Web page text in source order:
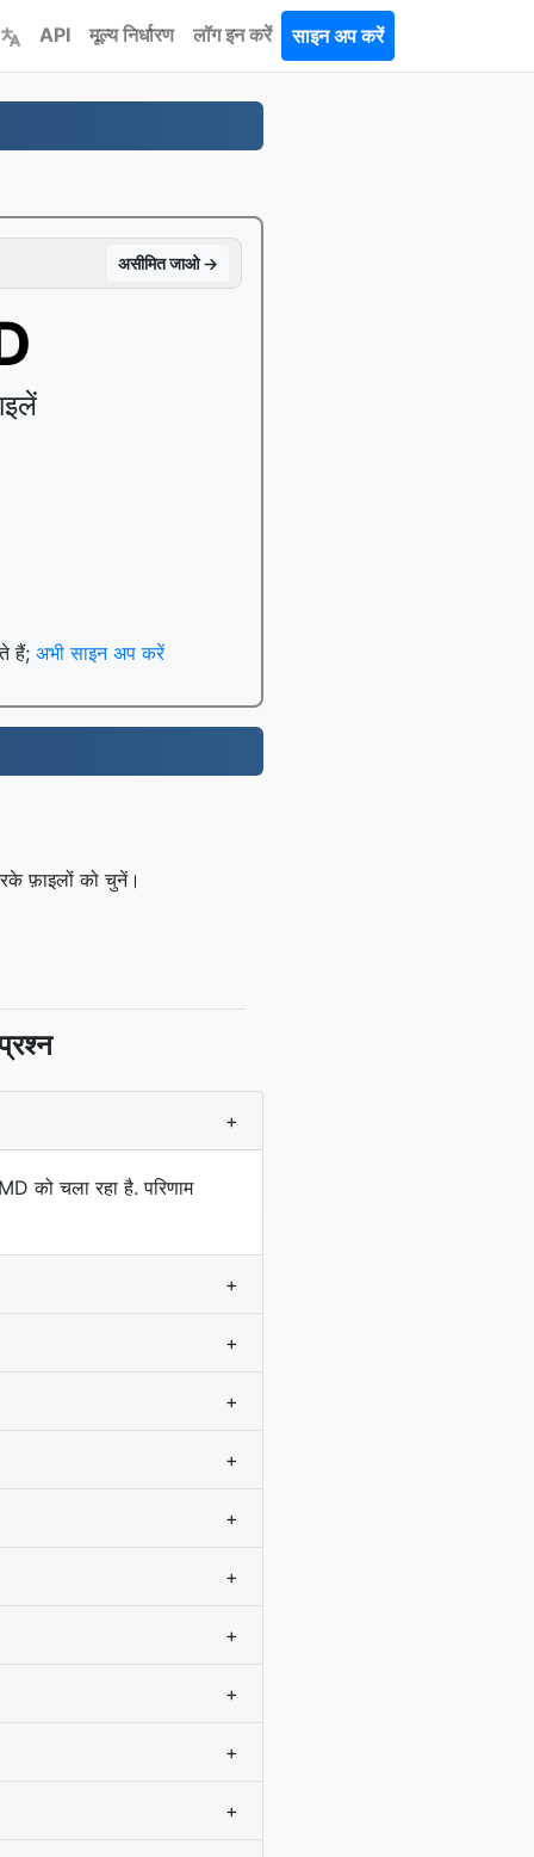
API मूल्य निर्धारण लॉग इन करें साइन अप करें
असीमित जाओ →
हैं; अभी साइन अप करें
फ़ाइलों को चुनें।
+
को चला रहा है. परिणाम
+
+
+
+
+
+
+
+
+
+